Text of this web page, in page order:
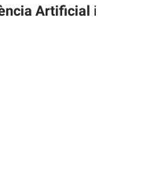
Artificial i